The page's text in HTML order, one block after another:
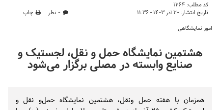
حجت‌الاسلام حاج علی‌اکبری؛ خطیب این هفته نماز جمعه تهران
معظم انقلاب
گزارش تصویری| مراسم نماز بر پیکر امام شهید انقلاب اسلامی ایران
کد مطلب: 1264
تاریخ انتشار: ۲۰ آذر ۱۴۰۳ - ۱۱:۳۶ ۰ نظر
چاپ
امور نمایشگاهی
هشتمین نمایشگاه حمل و نقل، لجستیک و
صنایع وابسته در مصلی برگزار می‌شود
همزمان با هفته حمل ونقل، هشتمین نمایشگاه حمل‌و نقل و